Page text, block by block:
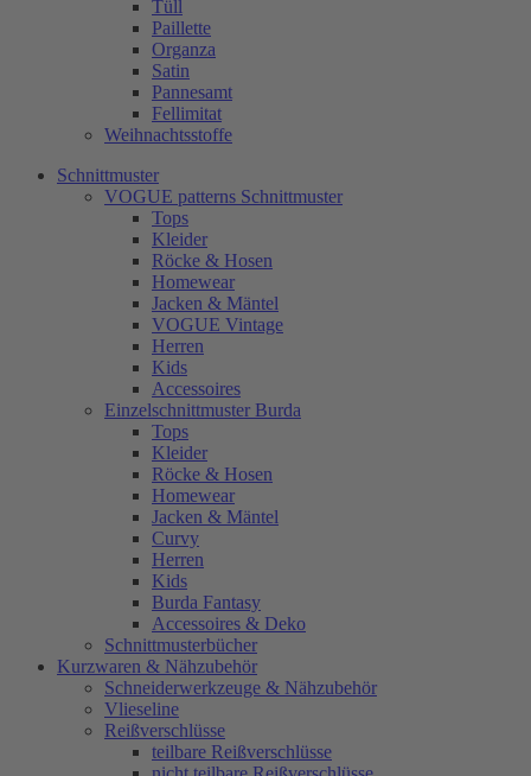
Tüll
Paillette
Organza
Satin
Pannesamt
Fellimitat
Weihnachtsstoffe
Schnittmuster
VOGUE patterns Schnittmuster
Tops
Kleider
Röcke & Hosen
Homewear
Jacken & Mäntel
VOGUE Vintage
Herren
Kids
Accessoires
Einzelschnittmuster Burda
Tops
Kleider
Röcke & Hosen
Homewear
Jacken & Mäntel
Curvy
Herren
Kids
Burda Fantasy
Accessoires & Deko
Schnittmusterbücher
Kurzwaren & Nähzubehör
Schneiderwerkzeuge & Nähzubehör
Vlieseline
Reißverschlüsse
teilbare Reißverschlüsse